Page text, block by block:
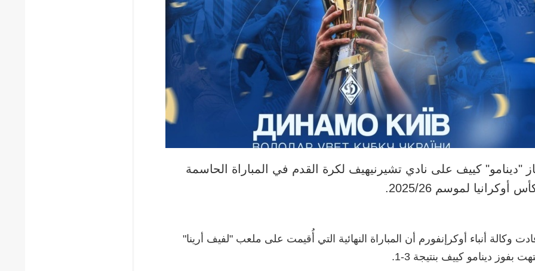
"دينامو" كييف على نادي تشيرنيهيف لكرة القدم في المباراة الحاسمة
أوكرانيا لموسم 2025/26.
وكالة أنباء أوكرإنفورم أن المباراة النهائية التي أُقيمت على ملعب "لفيف أرينا"
بفوز دينامو كييف بنتيجة 3-1.